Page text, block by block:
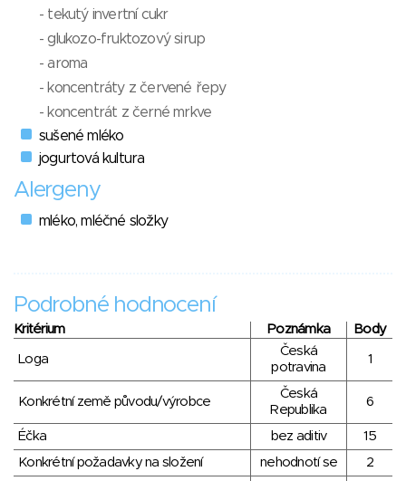
- tekutý invertní cukr
- glukozo-fruktozový sirup
- aroma
- koncentráty z červené řepy
- koncentrát z černé mrkve
sušené mléko
jogurtová kultura
Alergeny
mléko, mléčné složky
Podrobné hodnocení
Kritérium Poznámka Body
Loga
Česká
potravina
1
Konkrétní země původu/výrobce
Česká
Republika
6
Éčka bez aditiv
15
Konkrétní požadavky na složení
nehodnotí se
2